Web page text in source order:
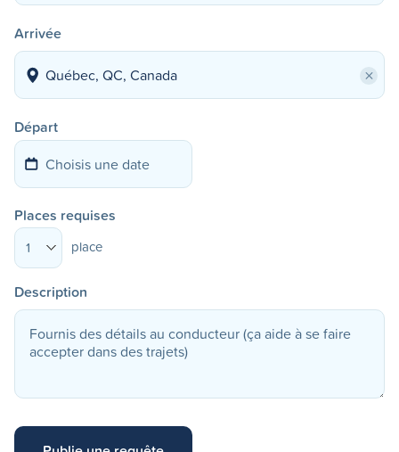
Arrivée
×
Départ
Places requises
1 place
Description